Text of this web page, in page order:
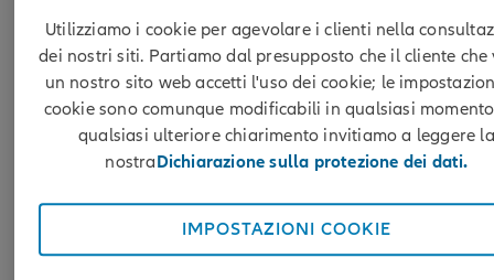
di dati sensibili dal punto di vista medico e sociale,
nonché tutta una serie di ulteriori rapporti si
già in gran parte con mezzi elettronici. Per
questi dati dallo sguardo indiscreto di soggetti non
autorizzati e dalla manipolazione incontrollata è
possibile procedere alla loro cifratura.
CAP desidera fornire un metodo di comunicazione
elettronico sicuro con clienti, potenziali clienti,
Utilizziamo i cookie per agevolare i clienti nella
dei nostri siti. Partiamo dal presupposto che il cliente che
un nostro sito web accetti l'uso dei cookie; le
cookie sono comunque modificabili in qualsiasi
qualsiasi ulteriore chiarimento invitiamo a leggere la
nostraDichiarazione sulla protezione dei dati.
IMPOSTAZIONI COOKIE